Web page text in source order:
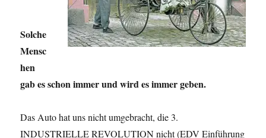
Solche
Mensc
hen
gab es schon immer und wird es immer geben.
Das Auto hat uns nicht umgebracht, die 3.
INDUSTRIELLE REVOLUTION nicht (EDV Einführung